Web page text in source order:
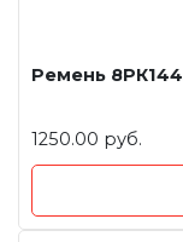
Ремень
1250.00 руб.